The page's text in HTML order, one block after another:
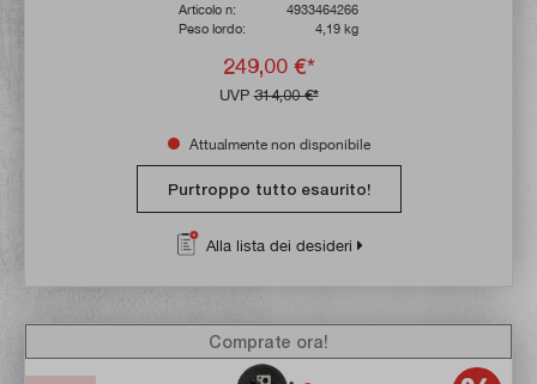
Articolo n:
4933464266
Peso lordo:
4,19 kg
249,00 €*
UVP314,00 €*
Attualmente non disponibile
Purtroppo tutto esaurito!
Alla lista dei desideri
Comprate ora!